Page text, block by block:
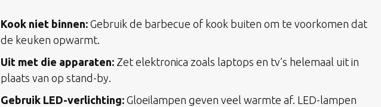
Kook niet binnen: Gebruik de barbecue of kook buiten om te voorkomen dat
de keuken opwarmt.
Uit met die apparaten: Zet elektronica zoals laptops en tv’s helemaal uit in
plaats van op stand-by.
Gebruik LED-verlichting: Gloeilampen geven veel warmte af. LED-lampen